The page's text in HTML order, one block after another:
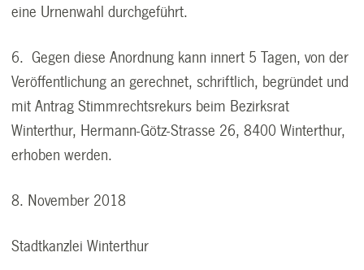
eine Urnenwahl durchgeführt.
6. Gegen diese Anordnung kann innert 5 Tagen, von der
Veröffentlichung an gerechnet, schriftlich, begründet und
mit Antrag Stimmrechtsrekurs beim Bezirksrat
Winterthur, Hermann-Götz-Strasse 26, 8400 Winterthur,
erhoben werden.
8. November 2018
Stadtkanzlei Winterthur